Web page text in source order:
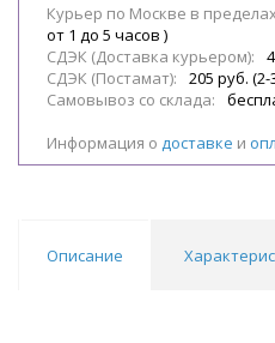
Курьер по Москве в
от 1 до 5 часов )
СДЭК (Доставка курьером):
СДЭК (Постамат):
205 руб. (2-
Самовывоз со склада:
Информация о доставке и
Описание